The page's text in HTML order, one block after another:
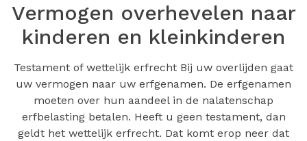
Vermogen overhevelen naar
kinderen en kleinkinderen
Testament of wettelijk erfrecht Bij uw overlijden gaat
uw vermogen naar uw erfgenamen. De erfgenamen
moeten over hun aandeel in de nalatenschap
erfbelasting betalen. Heeft u geen testament, dan
geldt het wettelijk erfrecht. Dat komt erop neer dat